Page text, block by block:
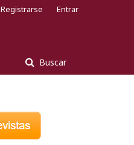
Buscar
Registrarse Entrar